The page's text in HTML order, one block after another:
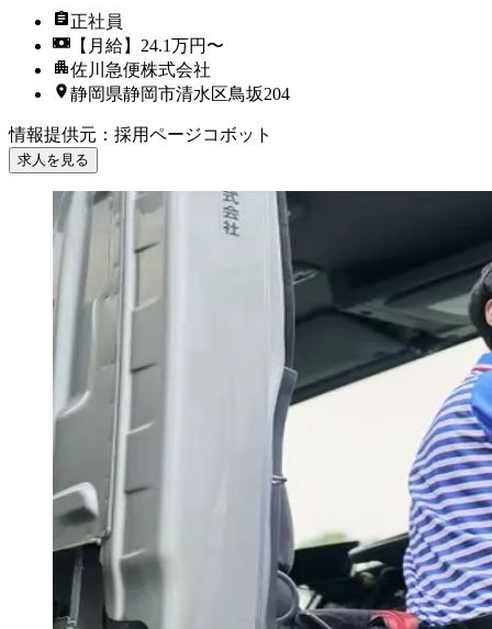
正社員
【月給】24.1万円〜
佐川急便株式会社
静岡県静岡市清水区鳥坂204
情報提供元 ： 採用ページコボット
求人を見る